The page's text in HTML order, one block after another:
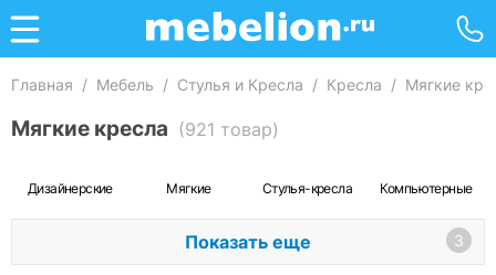
Главная / Мебель / Стулья и Кресла / Кресла / Мягкие
Мягкие кресла (921 товар)
Дизайнерские Мягкие Стулья-кресла Компьютерные
Показать еще 3